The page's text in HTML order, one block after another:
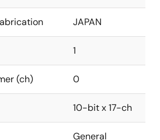
JAPAN
1
(ch) 0
10-bit x 17-ch
General